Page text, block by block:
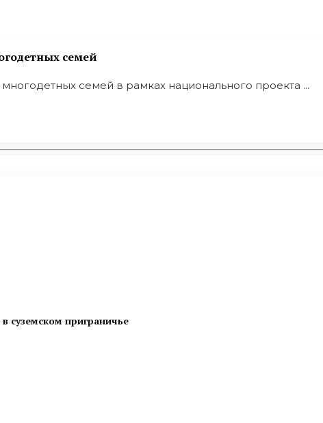
семей
семей в рамках национального проекта ...
суземском приграничье